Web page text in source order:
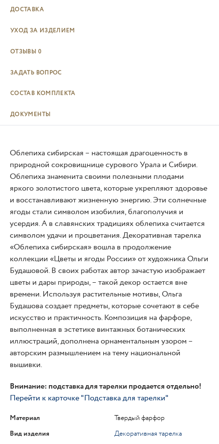
ДОСТАВКА
УХОД ЗА ИЗДЕЛИЕМ
ОТЗЫВЫ 0
ЗАДАТЬ ВОПРОС
СОСТАВ КОМПЛЕКТА
ДОКУМЕНТЫ
Облепиха сибирская – настоящая драгоценность в
природной сокровищнице сурового Урала и Сибири.
Облепиха знаменита своими полезными плодами
яркого золотистого цвета, которые укрепляют здоровье
и восстанавливают жизненную энергию. Эти солнечные
ягоды стали символом изобилия, благополучия и
усердия. А в славянских традициях облепиха считается
символом удачи и процветания. Декоративная тарелка
«Облепиха сибирская» вошла в продолжение
коллекции «Цветы и ягоды России» от художника Ольги
Будашовой. В своих работах автор зачастую изображает
цветы и дары природы, – такой декор остается вне
времени. Используя растительные мотивы, Ольга
Будашова создает предметы, которые сочетают в себе
искусство и практичность. Композиция на фарфоре,
выполненная в эстетике винтажных ботанических
иллюстраций, дополнена орнаментальным узором –
авторским размышлением на тему национальной
вышивки.
Внимание: подставка для тарелки продается отдельно!
Перейти к карточке "Подставка для тарелки"
Материал
Твердый фарфор
Вид изделия
Декоративная тарелка